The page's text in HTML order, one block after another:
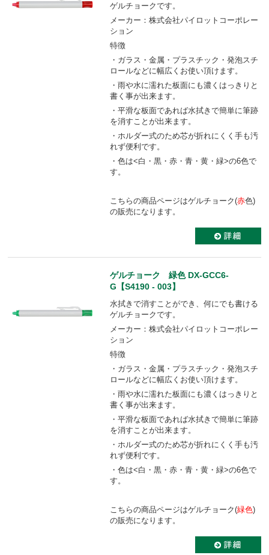
ゲルチョークです。
メーカー：株式会社パイロットコーポレー
ション
特徴
・ガラス・金属・プラスチック・発泡スチ
ロールなどに幅広くお使い頂けます。
・雨や水に濡れた板面にも濃くはっきりと
書く事が出来ます。
・平滑な板面であれば水拭きで簡単に筆跡
を消すことが出来ます。
・ホルダー式のため芯が折れにくく手も汚
れず便利です。
・色は<白・黒・赤・青・黄・緑>の6色で
す。
こちらの商品ページはゲルチョーク(赤色)
の販売になります。
ゲルチョーク 緑色 DX-GCC6-
G【S4190 - 003】
水拭きで消すことができ、何にでも書ける
ゲルチョークです。
メーカー：株式会社パイロットコーポレー
ション
特徴
・ガラス・金属・プラスチック・発泡スチ
ロールなどに幅広くお使い頂けます。
・雨や水に濡れた板面にも濃くはっきりと
書く事が出来ます。
・平滑な板面であれば水拭きで簡単に筆跡
を消すことが出来ます。
・ホルダー式のため芯が折れにくく手も汚
れず便利です。
・色は<白・黒・赤・青・黄・緑>の6色で
す。
こちらの商品ページはゲルチョーク(緑色)
の販売になります。